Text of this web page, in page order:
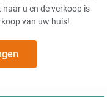
u en de verkoop is
van uw huis!